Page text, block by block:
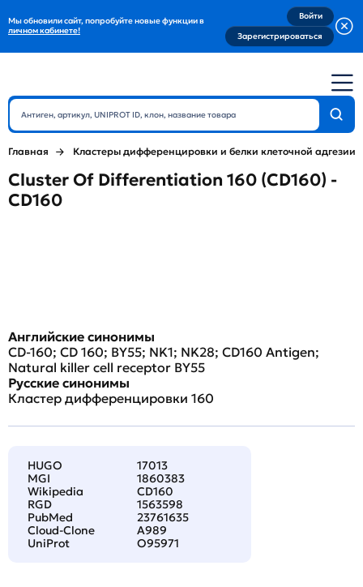
Мы обновили сайт, попробуйте новые функции в
личном кабинете!
Войти
Зарегистрироваться
Главная Кластеры дифференцировки и белки клеточной адгезии
Cluster Of Differentiation 160 (CD160) -
CD160
Английские синонимы
CD-160; CD 160; BY55; NK1; NK28; CD160 Antigen;
Natural killer cell receptor BY55
Русские синонимы
Кластер дифференцировки 160
HUGO
17013
MGI
1860383
Wikipedia
CD160
RGD
1563598
PubMed
23761635
Cloud-Clone
A989
UniProt
O95971